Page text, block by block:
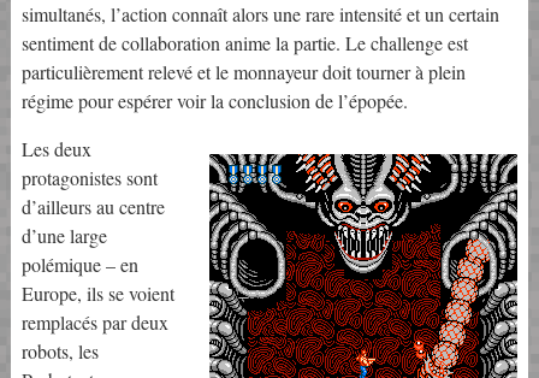
simultanés, l’action connaît alors une rare intensité et un certain
sentiment de collaboration anime la partie. Le challenge est
particulièrement relevé et le monnayeur doit tourner à plein
régime pour espérer voir la conclusion de l’épopée.
Les deux
protagonistes sont
d’ailleurs au centre
d’une large
polémique – en
Europe, ils se voient
remplacés par deux
robots, les